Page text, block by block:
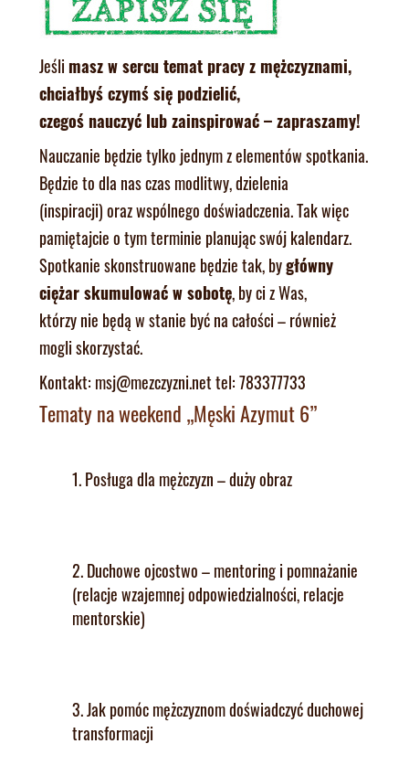
Jeśli masz w sercu temat pracy z mężczyznami,
chciałbyś czymś się podzielić,
czegoś nauczyć lub zainspirować – zapraszamy!
Nauczanie będzie tylko jednym z elementów spotkania.
Będzie to dla nas czas modlitwy, dzielenia
(inspiracji) oraz wspólnego doświadczenia. Tak więc
pamiętajcie o tym terminie planując swój kalendarz.
Spotkanie skonstruowane będzie tak, bygłówny
ciężar skumulować w sobotę, by ci z Was,
którzy nie będą w stanie być na całości – również
mogli skorzystać.
Kontakt: msj@mezczyzni.net tel: 783377733
Tematy na weekend „Męski Azymut 6”
1. Posługa dla mężczyzn – duży obraz
2. Duchowe ojcostwo – mentoring i pomnażanie
(relacje wzajemnej odpowiedzialności, relacje
mentorskie)
3. Jak pomóc mężczyznom doświadczyć duchowej
transformacji